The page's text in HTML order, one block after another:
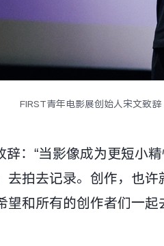
FIRST青年电影展创始人宋文致辞
：“当影像成为更短小
拍去记录。创作，也
望和所有的创作者们一